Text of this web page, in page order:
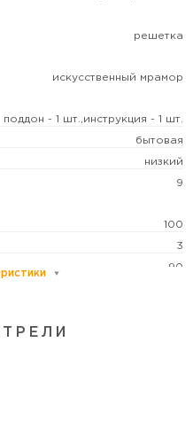
решетка
искусственный мрамор
поддон - 1 шт.,инструкция - 1 шт.
бытовая
низкий
9
100
3
90